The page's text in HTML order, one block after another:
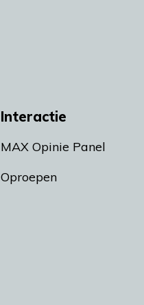
Interactie
MAX Opinie Panel
Oproepen